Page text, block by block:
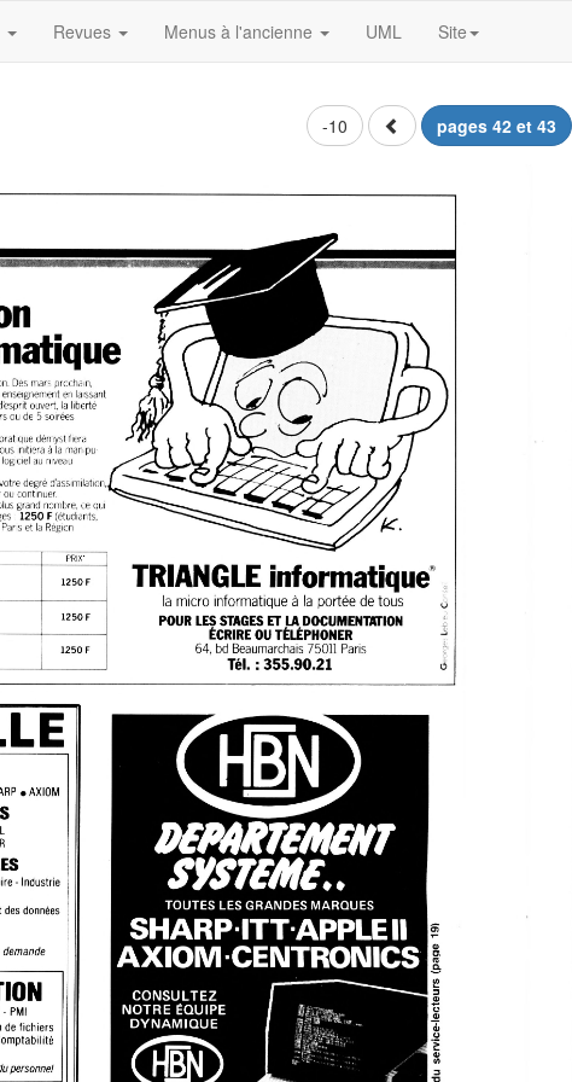
Revues Menus à l'ancienne UML Site
-10 pages 42 et 43